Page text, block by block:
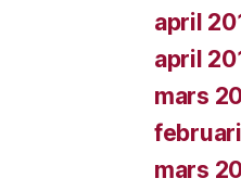
april
april
mars
mars